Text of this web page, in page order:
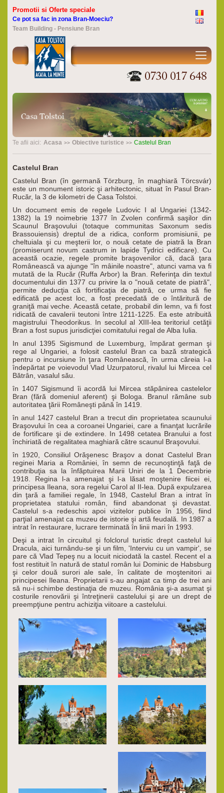
Promotii si Oferte speciale
Ce pot sa fac in zona Bran-Moeciu?
Team Building - Pensiune Bran
Te afii aici: Acasa Obiective turistice Castelul Bran
Castelul Bran
Castelul Bran (în germană Törzburg, în maghiară Törcsvár)
este un monument istoric şi arhitectonic, situat în Pasul Bran-
Rucăr, la 3 de kilometri de Casa Tolstoi.
Un document emis de regele Ludovic I al Ungariei (1342-
1382) la 19 noimebrie 1377 în Zvolen confirmă saşilor din
Scaunul Braşovului (totaque communitas Saxonum sedis
Brassouiensis) dreptul de a ridica, conform promisiunii, pe
cheltuiala şi cu meşterii lor, o nouă cetate de piatră la Bran
(promiserunt novum castrum in lapide Tydrici edificare). Cu
această ocazie, regele promite braşovenilor că, dacă ţara
Românească va ajunge "în mâinile noastre", atunci vama va fi
mutată de la Rucăr (Ruffa Arbor) la Bran. Referinţa din textul
documentului din 1377 cu privire la o "nouă cetate de piatră",
permite deducţia că fortificaţia de piatră, ce urma să fie
edificată pe acest loc, a fost precedată de o întăritură de
graniţă mai veche. Această cetate, probabil din lemn, va fi fost
ridicată de cavalerii teutoni între 1211-1225. Ea este atribuită
magistrului Theodorikus. In secolul al XIII-lea teritoriul cetăţii
Bran a fost supus jurisdicţiei comitatului regal de Alba Iulia.
In anul 1395 Sigismund de Luxemburg, împărat german şi
rege al Ungariei, a folosit castelul Bran ca bază strategică
pentru o incursiune în ţara Românească, în urma căreia l-a
îndepărtat pe voievodul Vlad Uzurpatorul, rivalul lui Mircea cel
Bătrân, vasalul său.
în 1407 Sigismund îi acordă lui Mircea stăpânirea castelelor
Bran (fără domeniul aferent) şi Bologa. Branul rămâne sub
autoritatea ţării Româneşti până în 1419.
în anul 1427 castelul Bran a trecut din proprietatea scaunului
Braşovului în cea a coroanei Ungariei, care a finanţat lucrările
de fortificare şi de extindere. In 1498 cetatea Branului a fost
închiriată de regalitatea maghiară către scaunul Braşovului.
în 1920, Consiliul Orăşenesc Braşov a donat Castelul Bran
reginei Maria a României, în semn de recunoştinţă faţă de
contribuţia sa la înfăptuirea Marii Uniri de la 1 Decembrie
1918. Regina l-a amenajat şi l-a lăsat moştenire fiicei ei,
principesa Ileana, sora regelui Carol al II-lea. După expulzarea
din ţară a familiei regale, în 1948, Castelul Bran a intrat în
proprietatea statului român, fiind abandonat şi devastat.
Castelul s-a redeschis apoi vizitelor publice în 1956, fiind
parţial amenajat ca muzeu de istorie şi artă feudală. In 1987 a
intrat în restaurare, lucrare terminată în linii mari în 1993.
Deşi a intrat în circuitul şi folclorul turistic drept castelul lui
Dracula, aici turnându-se şi un film, 'Interviu cu un vampir', se
pare că Vlad Tepeş nu a locuit niciodată la castel. Recent el a
fost restituit în natură de statul român lui Dominic de Habsburg
şi celor două surori ale sale, în calitate de moştenitori ai
principesei Ileana. Proprietarii s-au angajat ca timp de trei ani
să nu-i schimbe destinaţia de muzeu. România şi-a asumat şi
costurile renovării şi întreţinerii castelului şi are un drept de
preempţiune pentru achiziţia viitoare a castelului.